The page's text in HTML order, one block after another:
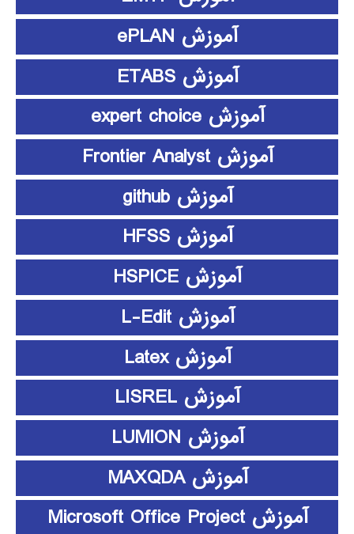
آموزش ePLAN
آموزش ETABS
آموزش expert choice
آموزش Frontier Analyst
آموزش github
آموزش HFSS
آموزش HSPICE
آموزش L-Edit
آموزش Latex
آموزش LISREL
آموزش LUMION
آموزش MAXQDA
آموزش Microsoft Office Project